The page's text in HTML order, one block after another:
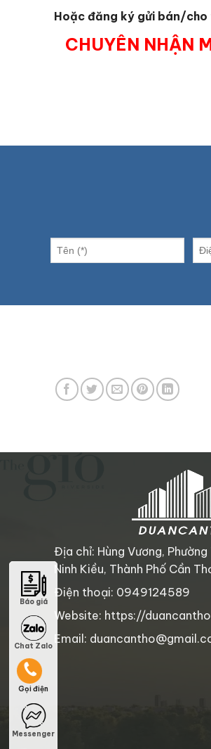
Hoặc đăng ký gửi bán/
CHUYÊN NHẬN
Địa chỉ: Hùng Vương, Phường
Ninh Kiều, Thành Phố Cần
Điện thoại: 0949124589
Website: https://
Email:
Báo giá
Chat Zalo
Gọi điện
Messenger
Báo giá
Chat Zalo
Gọi điện
Messenger